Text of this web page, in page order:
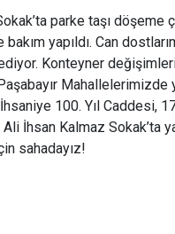
parke taşı döşeme
yapıldı. Can
Konteyner
100. Yıl Caddesi,
İhsan Kalmaz Sokak’ta
sahadayız!